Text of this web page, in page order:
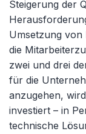
Steigerung der
Umsetzung
die
zwei und drei
für die
anzugehen,
investiert – in
technische